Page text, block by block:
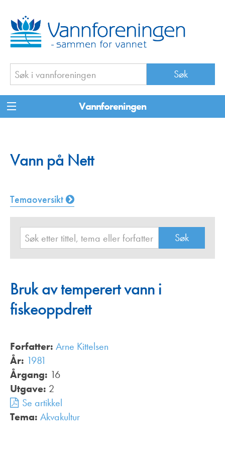
Vannforeningen
Vann på Nett
Temaoversikt
Bruk av temperert vann i
fiskeoppdrett
Forfatter: Arne Kittelsen
År: 1981
Årgang: 16
Utgave: 2
Se artikkel
Tema: Akvakultur